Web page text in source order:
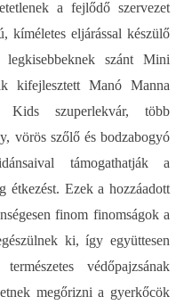
a fejlődő szervezet
kíméletes eljárással készülő
legkisebbeknek szánt Mini
kifejlesztett Manó Manna
szuperlekvár, több
vörös szőlő és bodzabogyó
támogathatják a
étkezést. Ezek a hozzáadott
finom finomságok a
ki, így együttesen
védőpajzsának
megőrizni a gyerkőcök